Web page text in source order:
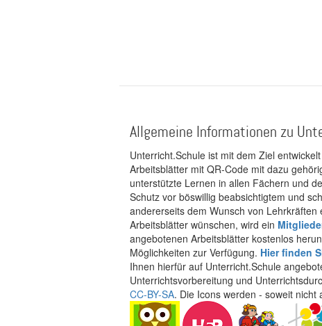
Allgemeine Informationen zu
Unterricht.Schule ist mit dem Ziel
Arbeitsblätter mit QR-Code mit dazu
unterstützte Lernen in allen Fächern und
Schutz vor böswillig beabsichtigtem und
andererseits dem Wunsch von
Arbeitsblätter wünschen, wird ein
angebotenen Arbeitsblätter kostenlos
Möglichkeiten zur Verfügung. Hier finden
Ihnen hierfür auf Unterricht.Schule
Unterrichtsvorbereitung und
CC-BY-SA. Die Icons werden - soweit